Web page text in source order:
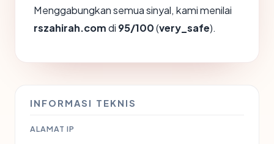
Menggabungkan semua sinyal, kami menilai
rszahirah.comdi 95/100(very_safe).
INFORMASI TEKNIS
ALAMAT IP